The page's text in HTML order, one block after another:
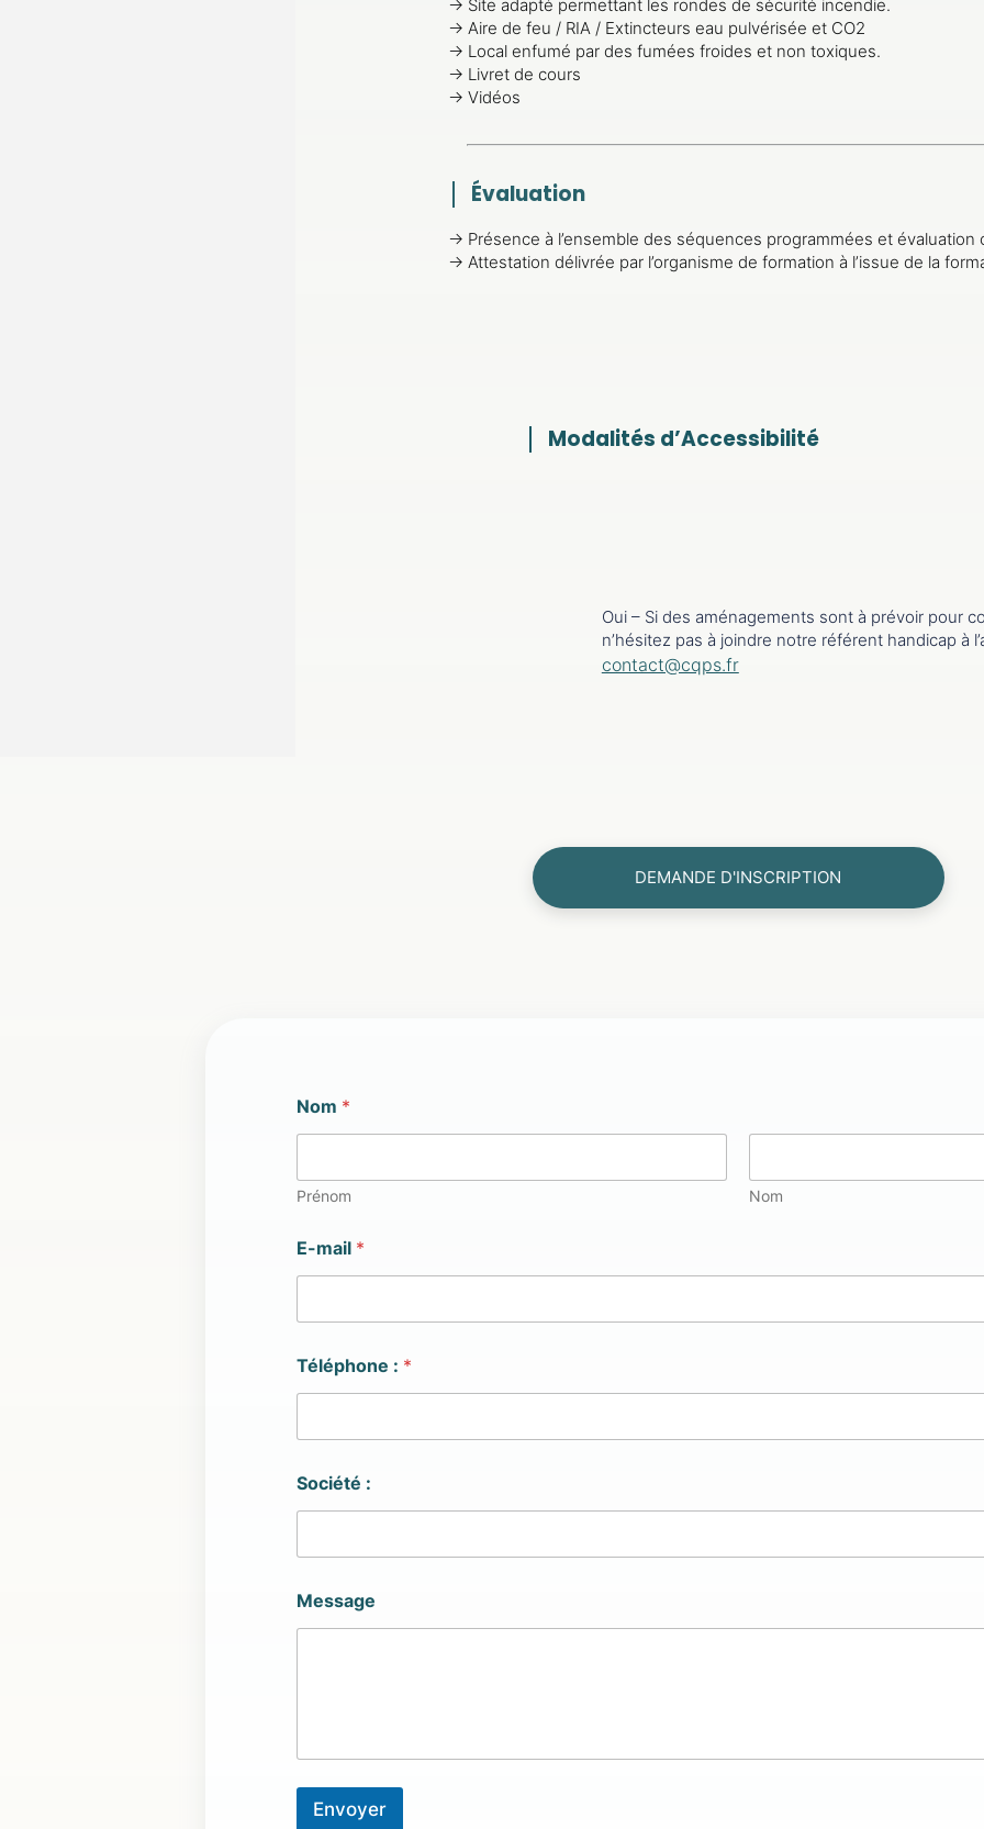
→ Site adapté permettant les rondes de sécurité incendie.
→ Aire de feu / RIA / Extincteurs eau pulvérisée et CO2
→ Local enfumé par des fumées froides et non toxiques.
→ Livret de cours
→ Vidéos
Évaluation
→ Présence à l’ensemble des séquences programmées et évaluation
→ Attestation délivrée par l’organisme de formation à l’issue de la
Modalités d’Accessibilité
Oui – Si des aménagements sont à prévoir pour
n’hésitez pas à joindre notre référent handicap à
contact@cqps.fr
DEMANDE D'INSCRIPTION
Nom *
Prénom Nom
E-mail *
Téléphone : *
Société :
Message
Envoyer